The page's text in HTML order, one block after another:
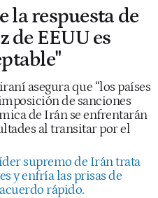
la respuesta de
de EEUU es
asegura que “los países
de sanciones
de Irán se enfrentarán
al transitar por el
supremo de Irán trata
y enfría las prisas de
rápido.